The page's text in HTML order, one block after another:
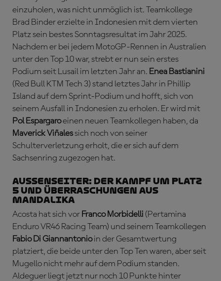
einzuholen, was nicht unmöglich ist. Teamkollege
Brad Binder erzielte in Indonesien mit dem vierten
Platz sein bestes Sonntagsresultat im Jahr 2025.
Nachdem er bei jedem MotoGP-Rennen in Australien
unter den Top 10 war, strebt er nun sein erstes
Podium seit Lusail im letzten Jahr an. Enea Bastianini
(Red Bull KTM Tech 3) stand letztes Jahr in Phillip
Island auf dem Sprint-Podium und hofft, sich von
seinem Ausfall in Indonesien zu erholen. Er wird mit
Pol Espargaroeinen neuen Teamkollegen haben, da
Maverick Viñalessich noch von seiner
Schulterverletzung erholt, die er sich auf dem
Sachsenring zugezogen hat.
AUSSENSEITER: Der Kampf um Platz
5 und Überraschungen aus
Mandalika
Acosta hat sich vor Franco Morbidelli (Pertamina
Enduro VR46 Racing Team) und seinem Teamkollegen
Fabio Di Giannantonioin der Gesamtwertung
platziert, die beide unter den Top Ten waren, aber seit
Mugello nicht mehr auf dem Podium standen.
Aldeguer liegt jetzt nur noch 10 Punkte hinter